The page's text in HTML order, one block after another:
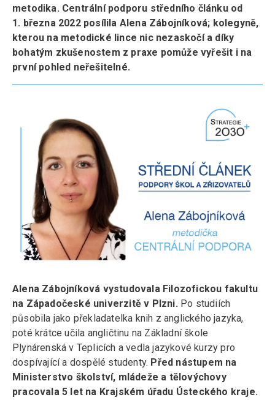
metodika. Centrální podporu středního článku od
1. března 2022 posílila Alena Zábojníková; kolegyně,
kterou na metodické lince nic nezaskočí a díky
bohatým zkušenostem z praxe pomůže vyřešit i na
první pohled neřešitelné.
Alena Zábojníková vystudovala Filozofickou fakultu
na Západočeské univerzitě v Plzni. Po studiích
působila jako překladatelka knih z anglického jazyka,
poté krátce učila angličtinu na Základní škole
Plynárenská v Teplicích a vedla jazykové kurzy pro
dospívající a dospělé studenty. Před nástupem na
Ministerstvo školství, mládeže a tělovýchovy
pracovala 5 let na Krajském úřadu Ústeckého kraje.